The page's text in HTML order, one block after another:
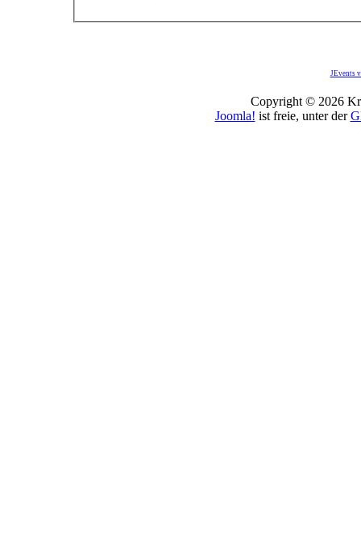
JEvents
Copyright © 2026
Joomla! ist freie, unter der